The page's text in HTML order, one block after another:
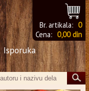
Br. artikala: 0
Cena: 0,00 din
Isporuka